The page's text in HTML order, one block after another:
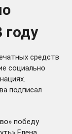
году
средств
социально
подписал
победу